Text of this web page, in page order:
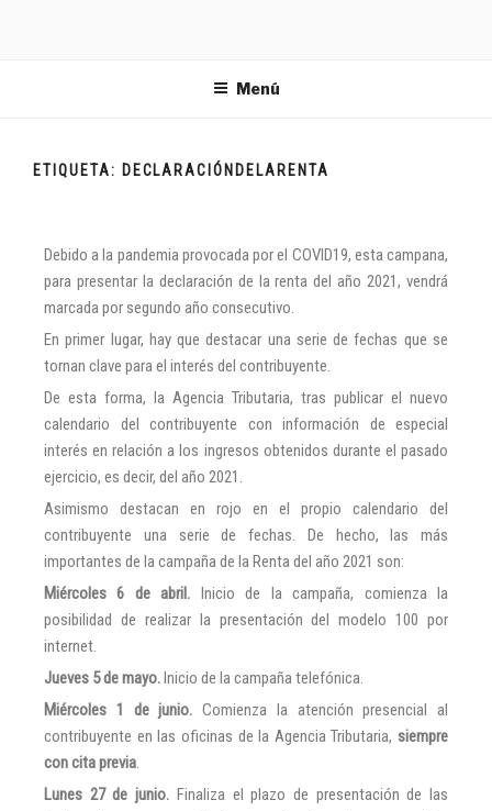
LEGAL
Menú
ETIQUETA: DECLARACIÓNDELARENTA
Debido a la pandemia provocada por el COVID19, esta campana,
para presentar la declaración de la renta del año 2021, vendrá
marcada por segundo año consecutivo.
En primer lugar, hay que destacar una serie de fechas que se
tornan clave para el interés del contribuyente.
De esta forma, la Agencia Tributaria, tras publicar el nuevo
calendario del contribuyente con información de especial
interés en relación a los ingresos obtenidos durante el pasado
ejercicio, es decir, del año 2021.
Asimismo destacan en rojo en el propio calendario del
contribuyente una serie de fechas. De hecho, las más
importantes de la campaña de la Renta del año 2021 son:
Miércoles 6 de abril. Inicio de la campaña, comienza la
posibilidad de realizar la presentación del modelo 100 por
internet.
Jueves 5 de mayo.Inicio de la campaña telefónica.
Miércoles 1 de junio. Comienza la atención presencial al
contribuyente en las oficinas de la Agencia Tributaria, siempre
con cita previa.
Lunes 27 de junio. Finaliza el plazo de presentación de las